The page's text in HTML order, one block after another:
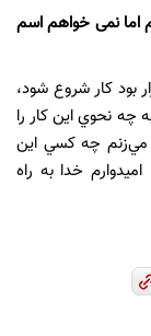
نمی خواهم اسم
بود كار شروع شود،
چه نحوي اين كار را
مي‌زنم چه كسي اين
خدا به راه